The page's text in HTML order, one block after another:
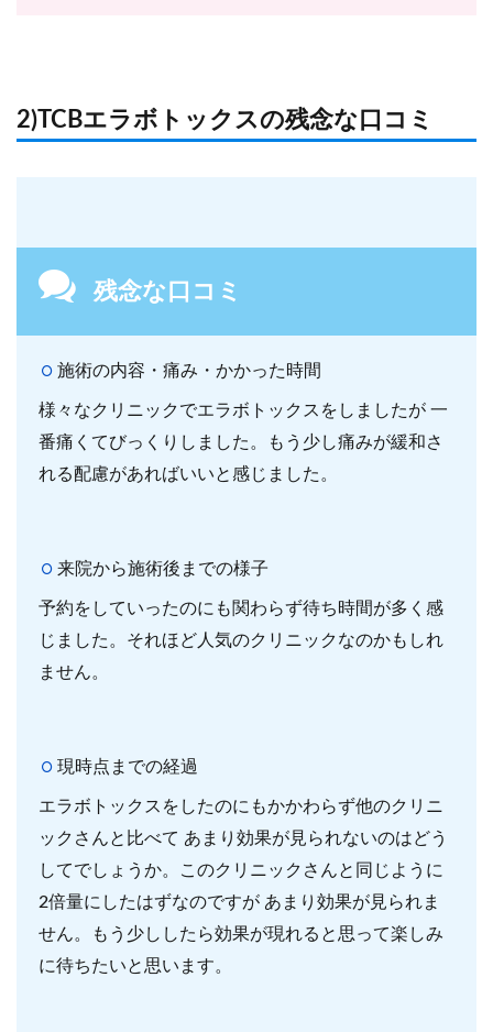
2)TCBエラボトックスの残念な口コミ
残念な口コミ
施術の内容・痛み・かかった時間
様々なクリニックでエラボトックスをしましたが 一
番痛くてびっくりしました。もう少し痛みが緩和さ
れる配慮があればいいと感じました。
来院から施術後までの様子
予約をしていったのにも関わらず待ち時間が多く感
じました。それほど人気のクリニックなのかもしれ
ません。
現時点までの経過
エラボトックスをしたのにもかかわらず他のクリニ
ックさんと比べて あまり効果が見られないのはどう
してでしょうか。このクリニックさんと同じように
2倍量にしたはずなのですが あまり効果が見られま
せん。もう少ししたら効果が現れると思って楽しみ
に待ちたいと思います。